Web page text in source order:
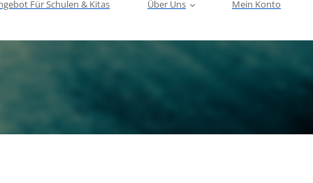
Für Schulen & Kitas Über Uns Mein Konto